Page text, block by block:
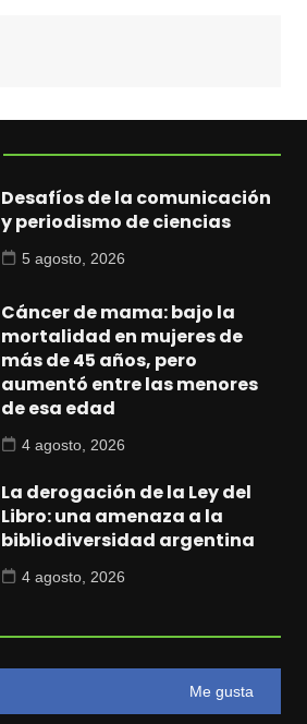
Desafíos de la comunicación
y periodismo de ciencias
5 agosto, 2026
Cáncer de mama: bajo la
mortalidad en mujeres de
más de 45 años, pero
aumentó entre las menores
de esa edad
4 agosto, 2026
La derogación de la Ley del
Libro: una amenaza a la
bibliodiversidad argentina
4 agosto, 2026
Me gusta